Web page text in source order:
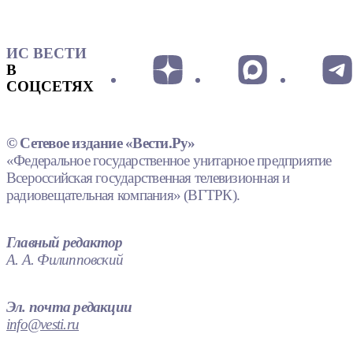
ИС ВЕСТИ
В
СОЦСЕТЯХ
© Сетевое издание «Вести.Ру»
«Федеральное государственное унитарное предприятие
Всероссийская государственная телевизионная и
радиовещательная компания» (ВГТРК).
Главный редактор
А. А. Филипповский
Эл. почта редакции
info@vesti.ru